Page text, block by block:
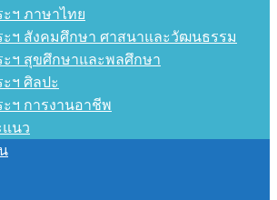
ฯ ภาษาไทย
ะฯ สังคมศึกษา ศาสนาและวัฒนธรรม
ะฯ สุขศึกษาและพลศึกษา
ฯ ศิลปะ
ฯ การงานอาชีพ
แนว